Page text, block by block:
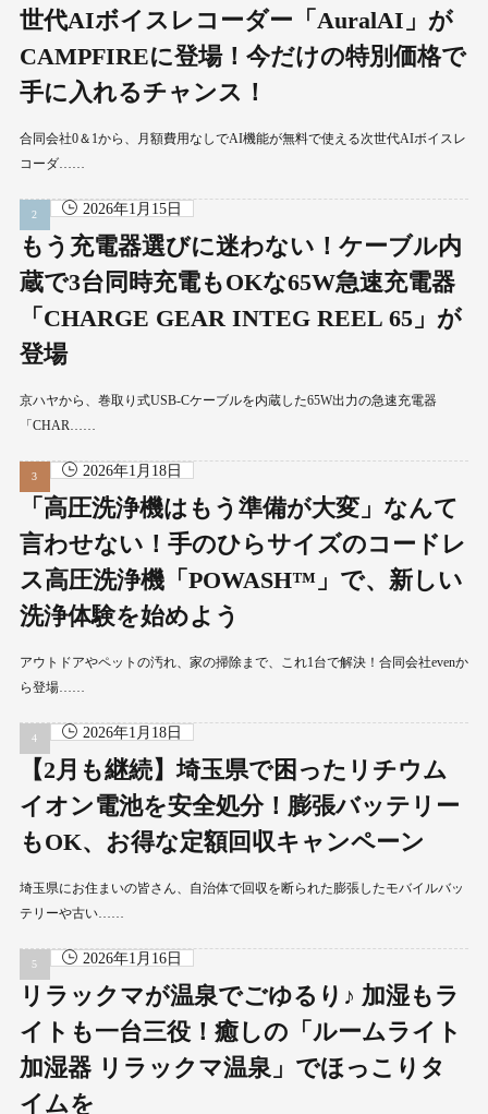
世代AIボイスレコーダー「AuralAI」が
CAMPFIREに登場！今だけの特別価格で
手に入れるチャンス！
合同会社0＆1から、月額費用なしでAI機能が無料で使える次世代AIボイスレ
コーダ……
2026年1月15日
もう充電器選びに迷わない！ケーブル内
蔵で3台同時充電もOKな65W急速充電器
「CHARGE GEAR INTEG REEL 65」が
登場
京ハヤから、巻取り式USB-Cケーブルを内蔵した65W出力の急速充電器
「CHAR……
2026年1月18日
「高圧洗浄機はもう準備が大変」なんて
言わせない！手のひらサイズのコードレ
ス高圧洗浄機「POWASH™」で、新しい
洗浄体験を始めよう
アウトドアやペットの汚れ、家の掃除まで、これ1台で解決！合同会社evenか
ら登場……
2026年1月18日
【2月も継続】埼玉県で困ったリチウム
イオン電池を安全処分！膨張バッテリー
もOK、お得な定額回収キャンペーン
埼玉県にお住まいの皆さん、自治体で回収を断られた膨張したモバイルバッ
テリーや古い……
2026年1月16日
リラックマが温泉でごゆるり♪ 加湿もラ
イトも一台三役！癒しの「ルームライト
加湿器 リラックマ温泉」でほっこりタ
イムを